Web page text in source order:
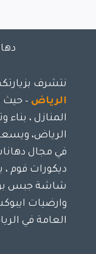
نتشرف
الرياض –
المنازل ،
الرياض،
في مجال
ديكورات فوم
شاشة جبس
وارضيات
العامة في